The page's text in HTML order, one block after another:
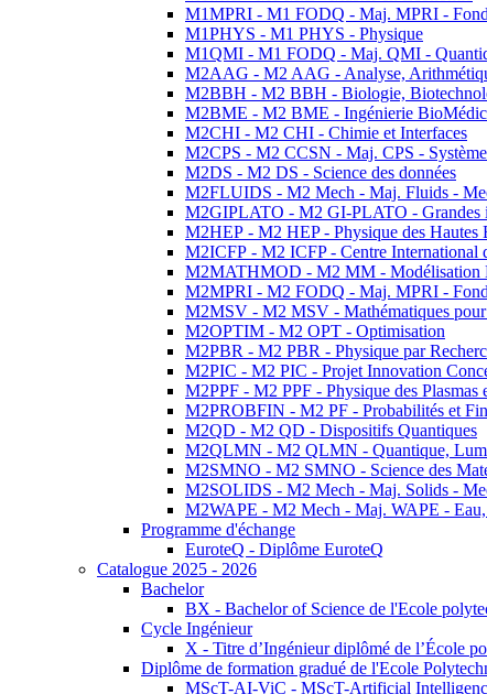
M1MPRI - M1 FODQ - Maj. MPRI -
M1PHYS - M1 PHYS - Physique
M1QMI - M1 FODQ - Maj. QMI -
M2AAG - M2 AAG - Analyse,
M2BBH - M2 BBH - Biologie,
M2BME - M2 BME - Ingénierie
M2CHI - M2 CHI - Chimie et Interfaces
M2CPS - M2 CCSN - Maj. CPS -
M2DS - M2 DS - Science des données
M2FLUIDS - M2 Mech - Maj. Fluids -
M2GIPLATO - M2 GI-PLATO - Grandes
M2HEP - M2 HEP - Physique des Hautes
M2ICFP - M2 ICFP - Centre International
M2MATHMOD - M2 MM - Modélisation
M2MPRI - M2 FODQ - Maj. MPRI -
M2MSV - M2 MSV - Mathématiques pour
M2OPTIM - M2 OPT - Optimisation
M2PBR - M2 PBR - Physique par
M2PIC - M2 PIC - Projet Innovation
M2PPF - M2 PPF - Physique des Plasmas
M2PROBFIN - M2 PF - Probabilités et
M2QD - M2 QD - Dispositifs Quantiques
M2QLMN - M2 QLMN - Quantique,
M2SMNO - M2 SMNO - Science des
M2SOLIDS - M2 Mech - Maj. Solids -
M2WAPE - M2 Mech - Maj. WAPE -
Programme d'échange
EuroteQ - Diplôme EuroteQ
Catalogue 2025 - 2026
Bachelor
BX - Bachelor of Science de l'Ecole
Cycle Ingénieur
X - Titre d’Ingénieur diplômé de l’École
Diplôme de formation gradué de l'Ecole
MScT-AI-ViC - MScT-Artificial